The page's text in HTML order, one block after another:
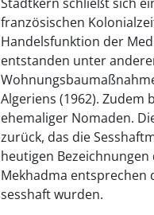
französischen
Handelsfunktion der
entstanden unter
Algeriens (1962). Zudem
ehemaliger Nomaden.
zurück, das die
heutigen
Mekhadma entsprechen
sesshaft wurden.